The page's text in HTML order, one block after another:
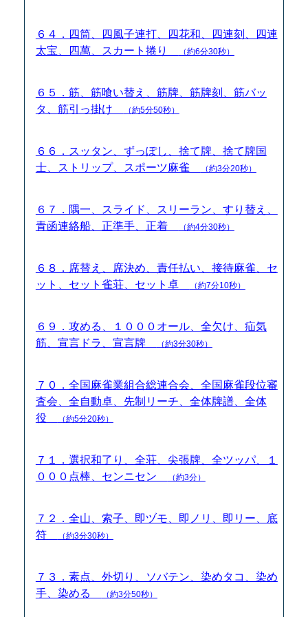
６４．四筒、四風子連打、四花和、四連刻、四連
太宝、四萬、スカート捲り
（約6分30秒）
６５．筋、筋喰い替え、筋牌、筋牌刻、筋バッ
タ、筋引っ掛け
（約5分50秒）
６６．スッタン、ずっぽし、捨て牌、捨て牌国
士、ストリップ、スポーツ麻雀
（約3分20秒）
６７．隅一、スライド、スリーラン、すり替え、
青函連絡船、正準手、正着
（約4分30秒）
６８．席替え、席決め、責任払い、接待麻雀、セ
ット、セット雀荘、セット卓
（約7分10秒）
６９．攻める、１０００オール、全欠け、疝気
筋、宣言ドラ、宣言牌
（約3分30秒）
７０．全国麻雀業組合総連合会、全国麻雀段位審
査会、全自動卓、先制リーチ、全体牌譜、全体
役
（約5分20秒）
７１．選択和了り、全荘、尖張牌、全ツッパ、１
０００点棒、センニセン
（約3分）
７２．全山、索子、即ヅモ、即ノリ、即リー、底
符
（約3分30秒）
７３．素点、外切り、ソバテン、染めタコ、染め
手、染める
（約3分50秒）